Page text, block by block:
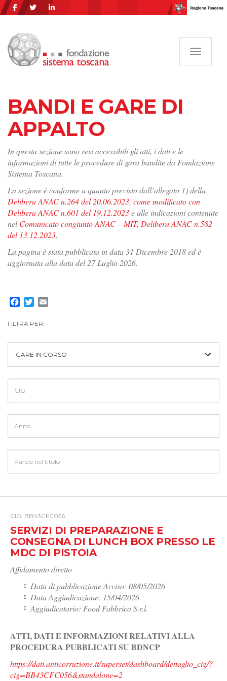
BANDI E GARE DI
APPALTO
In questa sezione sono resi accessibili gli atti, i dati e le
informazioni di tutte le procedure di gara bandite da Fondazione
Sistema Toscana.
La sezione è conforme a quanto previsto dall’allegato 1) della
Delibera ANAC n.264 del 20.06.2023, come modificato con
Delibera ANAC n.601 del 19.12.2023e alle indicazioni contenute
nelComunicato congiunto ANAC – MIT, Delibera ANAC n.582
del 13.12.2023.
La pagina è stata pubblicata in data 31 Dicembre 2018 ed è
aggiornata alla data del 27 Luglio 2026.
Facebook
Twitter
FILTRA PER:
GARE IN CORSO
CIG: BB43CFC056
SERVIZI DI PREPARAZIONE E
CONSEGNA DI LUNCH BOX PRESSO LE
MDC DI PISTOIA
Affidamento diretto
Data di pubblicazione Avviso: 08/05/2026
Data Aggiudicazione: 15/04/2026
Aggiudicatario: Food Fabbrica S.r.l.
ATTI, DATI E INFORMAZIONI RELATIVI ALLA
PROCEDURA PUBBLICATI SU BDNCP
https://dati.anticorruzione.it/superset/dashboard/dettaglio_cig/?
cig=BB43CFC056&standalone=2